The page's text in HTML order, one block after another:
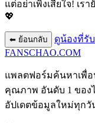
แต่อย่าเพิ่งเสียใจ! เร
💖
⬅ ย้อนกลับ
ดูน้องที่รั
FANSCHAO.COM
แพลตฟอร์มค้นหาเพื่อ
คุณภาพ อันดับ 1 ของ
อัปเดตข้อมูลใหม่ทุกวั